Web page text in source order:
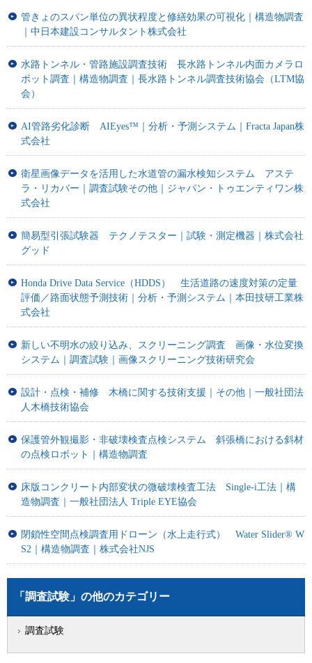
管きょのスパン単位の異状程度と修繕効果の可視化｜構造物調査
｜中日本建設コンサルタント株式会社
水路トンネル・管路施設調査技術 長水路トンネル内面カメラロ
ボット調査｜構造物調査｜長水路トンネル調査技術協会（LTM協
会）
AI管路劣化診断 AIEyes™｜分析・予測システム｜Fracta Japan株
式会社
衛星画像データを活用した水道管の漏水検知システム アステ
ラ・リカバー｜調査試験その他｜ジャパン・トゥエンティワン株
式会社
簡易型引張試験器 テクノテスター｜試験・測定機器｜株式会社
グッド
Honda Drive Data Service（HDDS） 生活道路の速度対策の定量
評価／路面状態予測技術｜分析・予測システム｜本田技研工業株
式会社
新しい不明水の絞り込み、スクリーニング調査 画像・水位変換
システム｜調査試験｜画像スクリーニング技術研究会
設計・点検・補修 木橋に関する技術支援｜その他｜一般社団法
人木橋技術協会
保護管外観撮影・非破壊検査点検システム 斜張橋における斜材
の点検ロボット｜構造物調査
床版コンクリート内部変状の微破壊検査工法 Single-i工法｜構
造物調査｜一般社団法人 Triple EYE協会
閉鎖性空間点検調査用ドローン（水上走行式） Water Slider® W
S2｜構造物調査｜株式会社NJS
「調査試験」の他のカテゴリー
調査試験